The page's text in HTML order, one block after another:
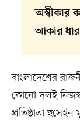
অস্বীকার
আকার
বাংলাদেশের
কোনো দলই
প্রতিষ্ঠাতা